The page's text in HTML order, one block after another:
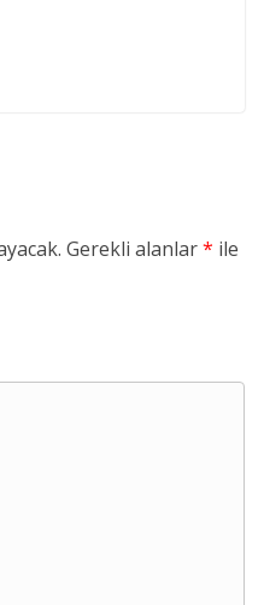
Gerekli alanlar* ile